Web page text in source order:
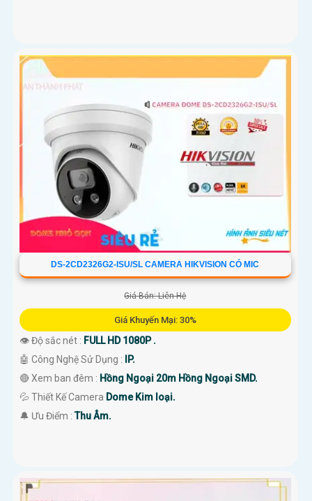
DS-2CD2326G2-ISU/SL CAMERA HIKVISION CÓ MIC
Giá Bán: Liên Hệ
Giá Khuyến Mại: 30%
👁 Độ sắc nét : FULL HD 1080P .
🤖️ Công Nghệ Sử Dụng :
IP.
🔴 Xem ban đêm : Hồng Ngoại 20m Hồng Ngoại SMD.
💦 Thiết Kế Camera Dome Kim loại.
️🔔 Ưu Điểm :Thu Âm.